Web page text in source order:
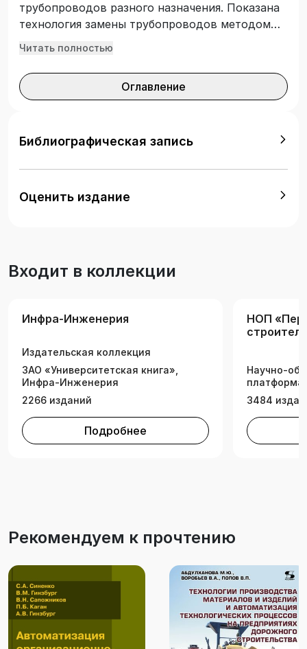
трубопроводов разного назначения. Показана
технология замены трубопроводов методом
гидравлического разрушения, гидравлическая
работников и специалистов, занимающихся
вопросами ремонта и сооружения
Читать полностью
Оглавление
Библиографическая запись
Оценить издание
Входит в коллекции
Инфра-Инженерия
Издательская коллекция
ЗАО «Университетская книга»,
Инфра-Инженерия
2266 изданий
Подробнее
НОП
Научно-
платформа
3484
Рекомендуем к прочтению